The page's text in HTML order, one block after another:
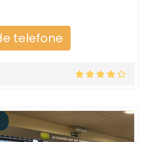
telefone